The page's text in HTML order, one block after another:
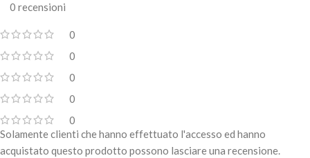
0 recensioni
0
0
0
0
0
Solamente clienti che hanno effettuato l'accesso ed hanno
acquistato questo prodotto possono lasciare una recensione.